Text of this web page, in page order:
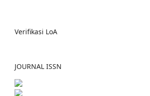
Verifikasi LoA
JOURNAL ISSN